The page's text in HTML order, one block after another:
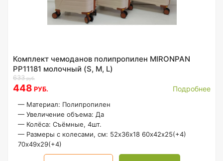
Комплект чемоданов полипропилен MIRONPAN
PP11181 молочный (S, M, L)
633руб.
448 РУБ. Подробнее
— Материал: Полипропилен
— Увеличение объема: Да
— Колёса: Съёмные, 4шт.
— Размеры с колесами, см: 52х36х18 60х42х25(+4)
70х49х29(+4)